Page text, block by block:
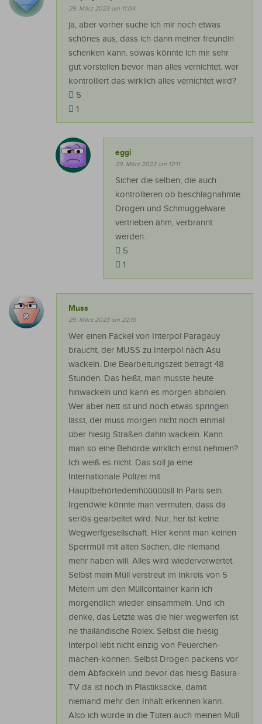
29. März 2023 um 11:04
ja, aber vorher suche ich mir noch etwas
schönes aus, dass ich dann meiner freundin
schenken kann. sowas könnte ich mir sehr
gut vorstellen bevor man alles vernichtet. wer
kontrolliert das wirklich alles vernichtet wird?
5
1
eggi
29. März 2023 um 12:11
Sicher die selben, die auch
kontrollieren ob beschlagnahmte
Drogen und Schmuggelware
vertrieben ähm, verbrannt
werden.
5
1
Muss
29. März 2023 um 22:19
Wer einen Fackel von Interpol Paragauy
braucht, der MUSS zu Interpol nach Asu
wackeln. Die Bearbeitungszeit beträgt 48
Stunden. Das heißt, man müsste heute
hinwackeln und kann es morgen abholen.
Wer aber nett ist und noch etwas springen
lässt, der muss morgen nicht noch einmal
über hiesig Straßen dahin wackeln. Kann
man so eine Behörde wirklich ernst nehmen?
Ich weiß es nicht. Das soll ja eine
Internationale Polizei mit
Hauptbehörtedemhüüüüüsli in Paris sein.
Irgendwie könnte man vermuten, dass da
seriös gearbeitet wird. Nur, her ist keine
Wegwerfgesellschaft. Hier kennt man keinen
Sperrmüll mit alten Sachen, die niemand
mehr haben will. Alles wird wiederverwertet.
Selbst mein Müll verstreut im Inkreis von 5
Metern um den Müllcontainer kann ich
morgendlich wieder einsammeln. Und ich
denke, das Letzte was die hier wegwerfen ist
ne thailändische Rolex. Selbst die hiesig
Interpol lebt nicht einzig von Feuerchen-
machen-können. Selbst Drogen packens vor
dem Abfackeln und bevor das hiesig Basura-
TV da ist noch in Plastiksäcke, damit
niemand mehr den Inhalt erkennen kann.
Also ich würde in die Tüten auch meinen Müll